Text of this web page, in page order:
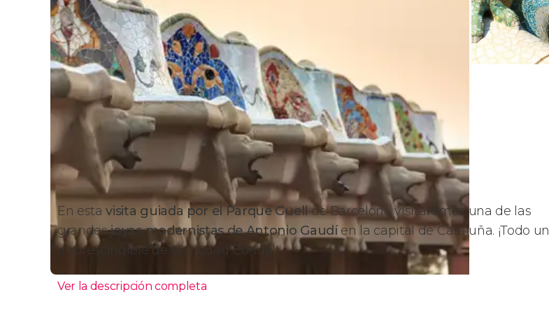
En estavisita guiada por el Parque Güellde Barcelona visitaremos una de las
grandesjoyas modernistas de Antonio Gaudíen la capital de Cataluña. ¡Todo un
imprescindible de la Ciudad Condal!
Ver la descripción completa